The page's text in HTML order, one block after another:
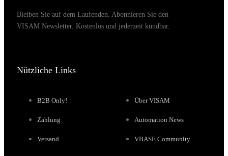
Bleiben Sie auf dem Laufenden. Abonnieren Sie den
VISAM Newsletter. Kostenlos und jederzeit kündbar.
Nützliche Links
B2B Only!
Zahlung
Versand
Über VISAM
Automation News
VBASE Community